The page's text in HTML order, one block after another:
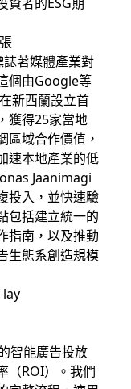
著媒體產業對
個由Google等
新西蘭設立首
獲得25家當地
區域合作價值，
速本地產業的低
Jaanimagi
投入，並快速驗
包括建立統一的
指南，以及推動
生態系創造規模
智能廣告投放
（ROI）。我們